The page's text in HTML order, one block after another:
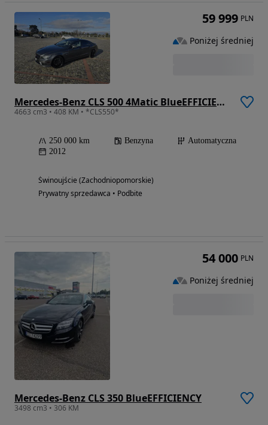
Mercedes-Benz CLS 500 4Matic BlueEFFICIENCY 7G-TRONIC
4663 cm3 • 408 KM • *CLS550*
250 000 km Benzyna
Automatyczna
2012
Świnoujście (Zachodniopomorskie)
Prywatny sprzedawca • Podbite
59 999 PLN
Poniżej średniej
Mercedes-Benz CLS 350 BlueEFFICIENCY
3498 cm3 • 306 KM
54 000 PLN
Poniżej średniej